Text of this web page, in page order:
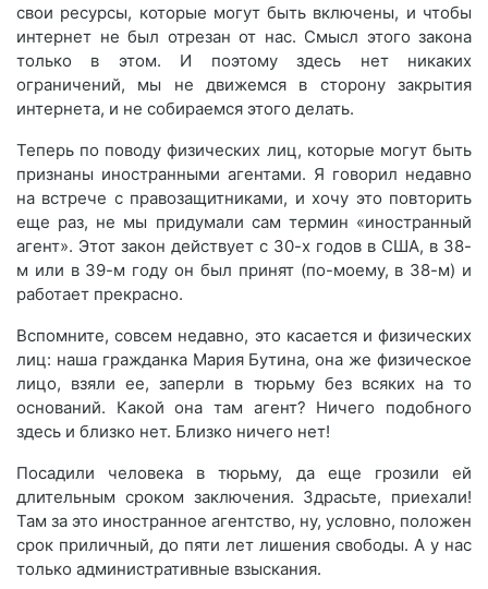
свои ресурсы, которые могут быть включены, и чтобы
интернет не был отрезан от нас. Смысл этого закона
только в этом. И поэтому здесь нет никаких
ограничений, мы не движемся в сторону закрытия
интернета, и не собираемся этого делать.
Теперь по поводу физических лиц, которые могут быть
признаны иностранными агентами. Я говорил недавно
на встрече с правозащитниками, и хочу это повторить
еще раз, не мы придумали сам термин «иностранный
агент». Этот закон действует с 30-х годов в США, в 38-
м или в 39-м году он был принят (по-моему, в 38-м) и
работает прекрасно.
Вспомните, совсем недавно, это касается и физических
лиц: наша гражданка Мария Бутина, она же физическое
лицо, взяли ее, заперли в тюрьму без всяких на то
оснований. Какой она там агент? Ничего подобного
здесь и близко нет. Близко ничего нет!
Посадили человека в тюрьму, да еще грозили ей
длительным сроком заключения. Здрасьте, приехали!
Там за это иностранное агентство, ну, условно, положен
срок приличный, до пяти лет лишения свободы. А у нас
только административные взыскания.